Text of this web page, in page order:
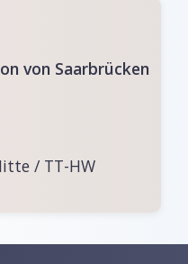
von Saarbrücken
/ TT-HW